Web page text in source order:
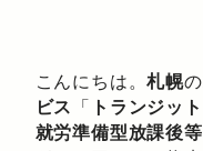
こんにちは。札幌の
ビス 「 トランジッ
就労準備型放課後